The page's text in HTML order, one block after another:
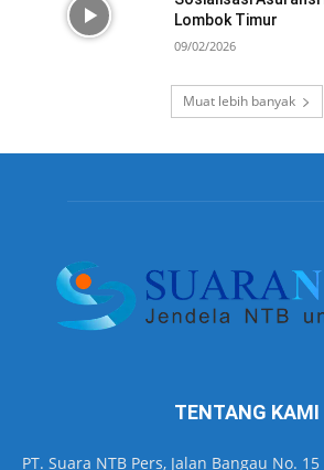
Lombok Timur
09/02/2026
Muat lebih banyak
TENTANG KAMI
PT. Suara NTB Pers, Jalan Bangau No.